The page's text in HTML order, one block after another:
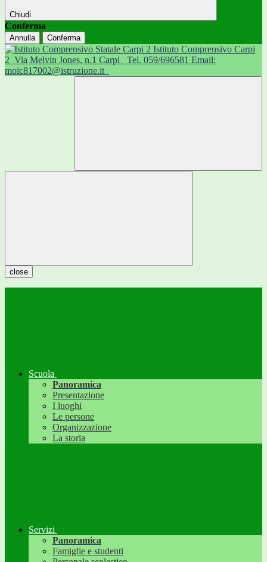
Chiudi
Conferma
Annulla Conferma
Istituto Comprensivo Carpi
2 Via Melvin Jones, n.1 Carpi
Tel. 059/696581 Email:
moic817002@istruzione.it
close
Scuola
Panoramica
Presentazione
I luoghi
Le persone
Organizzazione
La storia
Servizi
Panoramica
Famiglie e studenti